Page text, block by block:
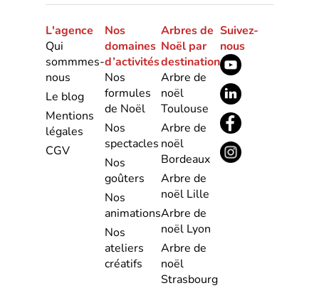
L'agence
Qui
sommmes-
nous
Le blog
Mentions
légales
CGV
Nos
domaines
d’activités
Nos
formules
de Noël
Nos
spectacles
Nos
goûters
Nos
animations
Nos
ateliers
créatifs
Arbres de
Noël par
destination
Arbre de
noël
Toulouse
Arbre de
noël
Bordeaux
Arbre de
noël Lille
Arbre de
noël Lyon
Arbre de
noël
Strasbourg
Suivez-
nous